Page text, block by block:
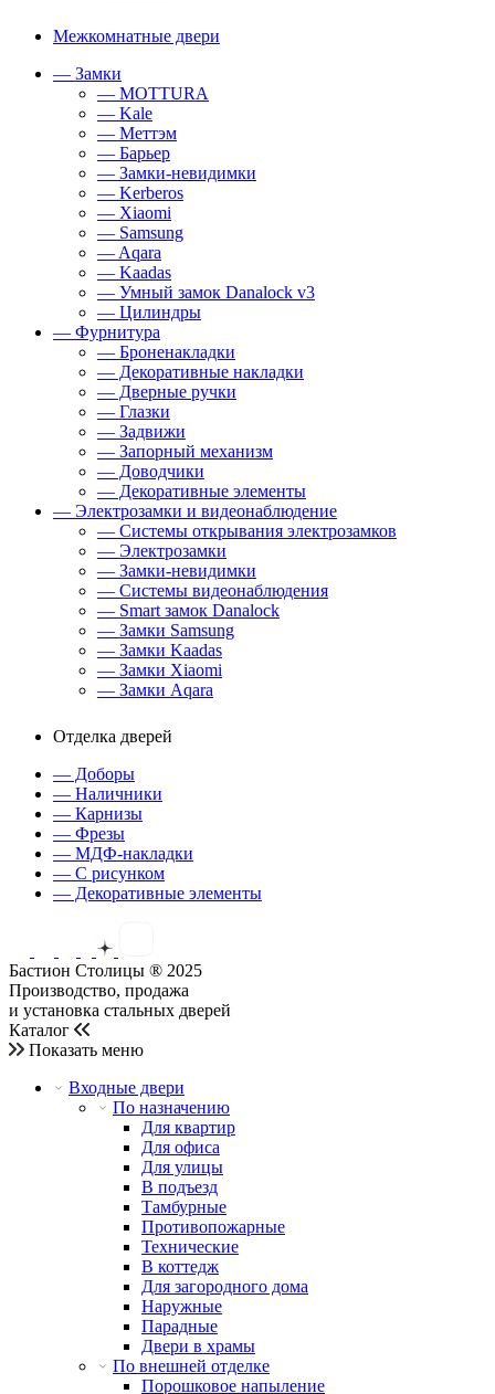
Межкомнатные двери
— Замки
— MOTTURA
— Kale
— Меттэм
— Барьер
— Замки-невидимки
— Kerberos
— Xiaomi
— Samsung
— Aqara
— Kaadas
— Умный замок Danalock v3
— Цилиндры
— Фурнитура
— Броненакладки
— Декоративные накладки
— Дверные ручки
— Глазки
— Задвижи
— Запорный механизм
— Доводчики
— Декоративные элементы
— Электрозамки и видеонаблюдение
— Системы открывания электрозамков
— Электрозамки
— Замки-невидимки
— Системы видеонаблюдения
— Smart замок Danalock
— Замки Samsung
— Замки Kaadas
— Замки Xiaomi
— Замки Aqara
Отделка дверей
— Доборы
— Наличники
— Карнизы
— Фрезы
— МДФ-накладки
— С рисунком
— Декоративные элементы
Бастион Столицы ® 2025
Производство, продажа
и установка стальных дверей
Каталог
Показать меню
Входные двери
По назначению
Для квартир
Для офиса
Для улицы
В подъезд
Тамбурные
Противопожарные
Технические
В коттедж
Для загородного дома
Наружные
Парадные
Двери в храмы
По внешней отделке
Порошковое напыление